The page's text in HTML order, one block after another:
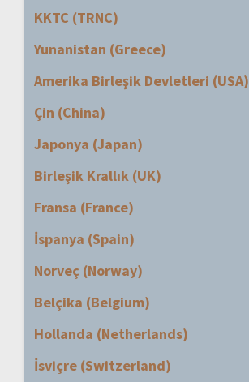
KKTC (TRNC)
Yunanistan (Greece)
Amerika Birleşik Devletleri (USA)
Çin (China)
Japonya (Japan)
Birleşik Krallık (UK)
Fransa (France)
İspanya (Spain)
Norveç (Norway)
Belçika (Belgium)
Hollanda (Netherlands)
İsviçre (Switzerland)